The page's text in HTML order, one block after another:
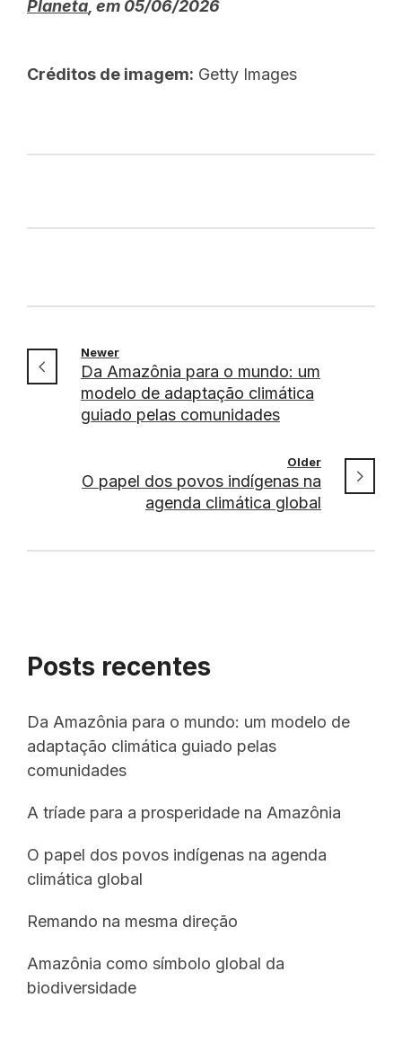
Planeta , em 05/06/2026
Créditos de imagem: Getty Images
Newer
Da Amazônia para o mundo: um
modelo de adaptação climática
guiado pelas comunidades
Older
O papel dos povos indígenas na
agenda climática global
Posts recentes
Da Amazônia para o mundo: um modelo de
adaptação climática guiado pelas
comunidades
A tríade para a prosperidade na Amazônia
O papel dos povos indígenas na agenda
climática global
Remando na mesma direção
Amazônia como símbolo global da
biodiversidade